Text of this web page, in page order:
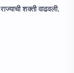
शक्ती वाढवली.